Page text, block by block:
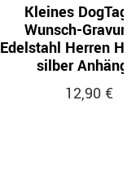
Kleines DogTag
Wunsch-Gravur
Edelstahl Herren
silber
12,90 €